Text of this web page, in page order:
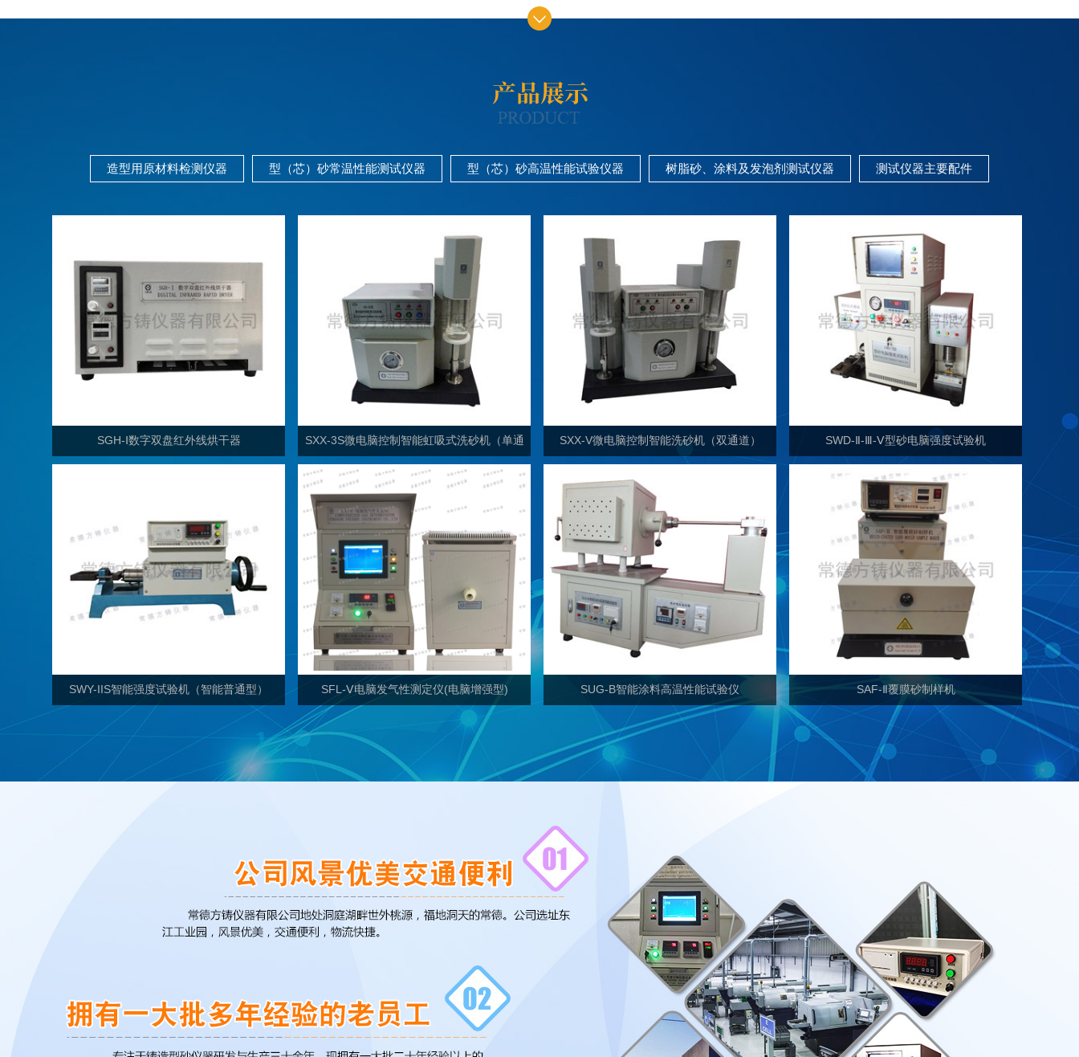
造型用原材料检测仪器 型（芯）砂常温性能测试仪器 型（芯）砂高温性能试验仪器 树脂砂、涂料及发泡剂测试仪器 测试仪器主要配件
SGH-Ⅰ数字双盘红外线烘干器 SXX-3S微电脑控制智能虹吸式洗砂机（单通
道）
SXX-V微电脑控制智能洗砂机（双通道） SWD-Ⅱ-Ⅲ-Ⅴ型砂电脑强度试验机
SWY-IIS智能强度试验机（智能普通型） SFL-Ⅴ电脑发气性测定仪(电脑增强型) SUG-B智能涂料高温性能试验仪 SAF-Ⅱ覆膜砂制样机